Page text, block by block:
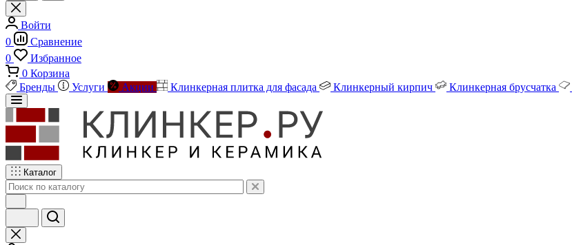
Войти
0
Сравнение
0
Избранное
0 Корзина
Бренды
Услуги Акции Клинкерная плитка для фасада Клинкерный кирпич Клинкерная брусчатка
Каталог